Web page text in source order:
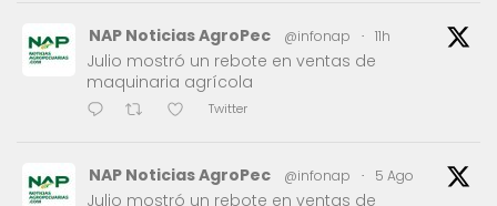
NAP Noticias AgroPec @infonap · 11h
Julio mostró un rebote en ventas de
maquinaria agrícola
Twitter
NAP Noticias AgroPec @infonap · 5 Ago
Julio mostró un rebote en ventas de